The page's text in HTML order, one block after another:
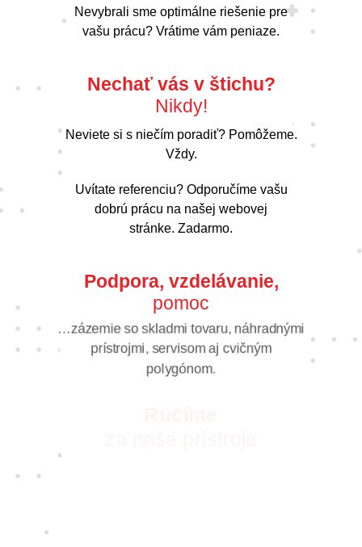
Nevybrali sme optimálne riešenie pre
vašu prácu? Vrátime vám peniaze.
Nechať vás v štichu?
Nikdy!
Neviete si s niečím poradiť? Pomôžeme.
Vždy.
Uvítate referenciu? Odporučíme vašu
dobrú prácu na našej webovej
stránke. Zadarmo.
Podpora, vzdelávanie,
pomoc
…zázemie so skladmi tovaru, náhradnými
prístrojmi, servisom aj cvičným
polygónom.